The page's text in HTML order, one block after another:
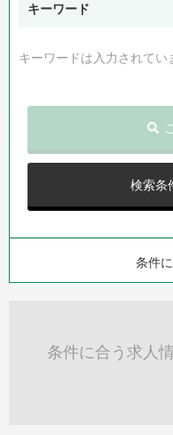
キーワード
キーワードは入力されてい
検索条
条件
条件に合う求人